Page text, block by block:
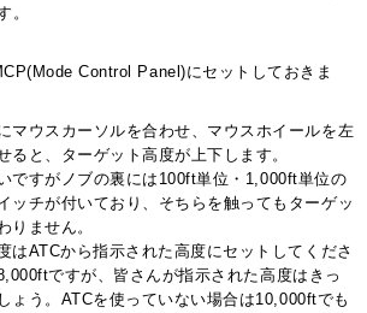
。
Control Panel)にセットしておきま
マウスカーソルを合わせ、マウスホイールを左
ると、ターゲット高度が上下します。
ですがノブの裏には100ft単位・1,000ft単位の
ッチが付いており、そちらを触ってもターゲッ
りません。
はATCから指示された高度にセットしてくださ
ですが、皆さんが指示された高度はきっ
ょう。ATCを使っていない場合は10,000ftでも